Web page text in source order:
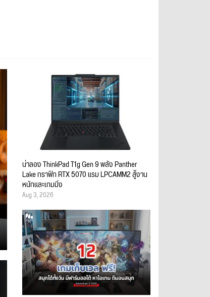
น่าลอง ThinkPad T1g Gen 9 พลัง Panther
Lake กราฟิก RTX 5070 แรม LPCAMM2 สู้งาน
หนักและเกมมิ่ง
Aug 3, 2026